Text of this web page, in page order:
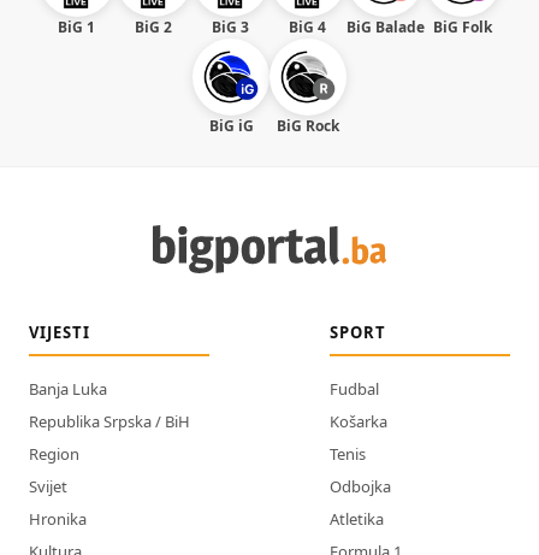
BiG 1 BiG 2 BiG 3 BiG 4 BiG Balade BiG Folk
BiG iG BiG Rock
VIJESTI
Banja Luka
Republika Srpska / BiH
Region
Svijet
Hronika
SPORT
Fudbal
Košarka
Tenis
Odbojka
Atletika